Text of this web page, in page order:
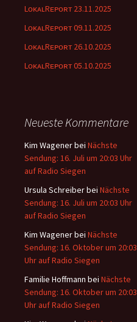
LᴏᴋᴀʟRᴇᴘᴏʀᴛ 23.11.2025
LᴏᴋᴀʟRᴇᴘᴏʀᴛ 09.11.2025
LᴏᴋᴀʟRᴇᴘᴏʀᴛ 26.10.2025
LᴏᴋᴀʟRᴇᴘᴏʀᴛ 05.10.2025
Neueste Kommentare
Kim Wagenerbei Nächste
Sendung: 16. Juli um 20:03 Uhr
auf Radio Siegen
Ursula Schreiberbei Nächste
Sendung: 16. Juli um 20:03 Uhr
auf Radio Siegen
Kim Wagenerbei Nächste
Sendung: 16. Oktober um 20:03
Uhr auf Radio Siegen
Familie Hoffmann bei Nächste
Sendung: 16. Oktober um 20:03
Uhr auf Radio Siegen